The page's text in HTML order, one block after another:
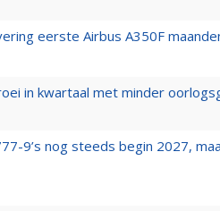
eerste Airbus A350F
in kwartaal met minder
9’s nog steeds begin 2027,